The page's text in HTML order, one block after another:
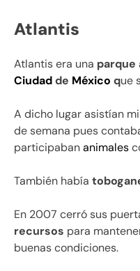
Atlantis
Atlantis era una parque
Ciudadde México que
A dicho lugar asistían
de semana pues
participabananimales
También había
En 2007 cerró sus
recursos para
buenas condiciones.